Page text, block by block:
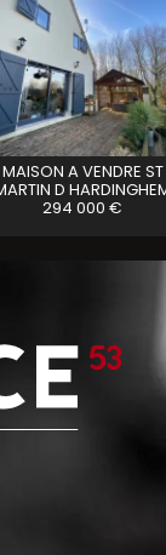
MAISON A VENDRE ST
D
294 000 €